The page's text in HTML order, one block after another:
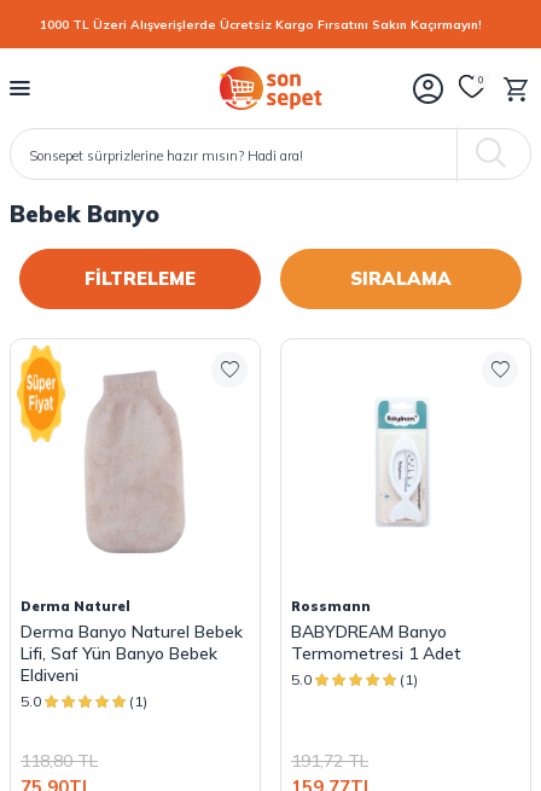
1000 TL Üzeri Alışverişlerde Ücretsiz Kargo Fırsatını Sakın Kaçırmayın!
0
Bebek Banyo
FİLTRELEME
Derma Naturel
Derma Banyo Naturel Bebek
Lifi, Saf Yün Banyo Bebek
Eldiveni
5.0 (1)
118,80TL
Rossmann
BABYDREAM Banyo
Termometresi 1 Adet
5.0 (1)
191,72TL